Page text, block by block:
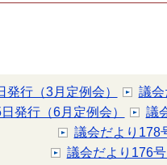
行（3月定例会） 議
発行（6月定例会）
議
議会だより178
議会だより176